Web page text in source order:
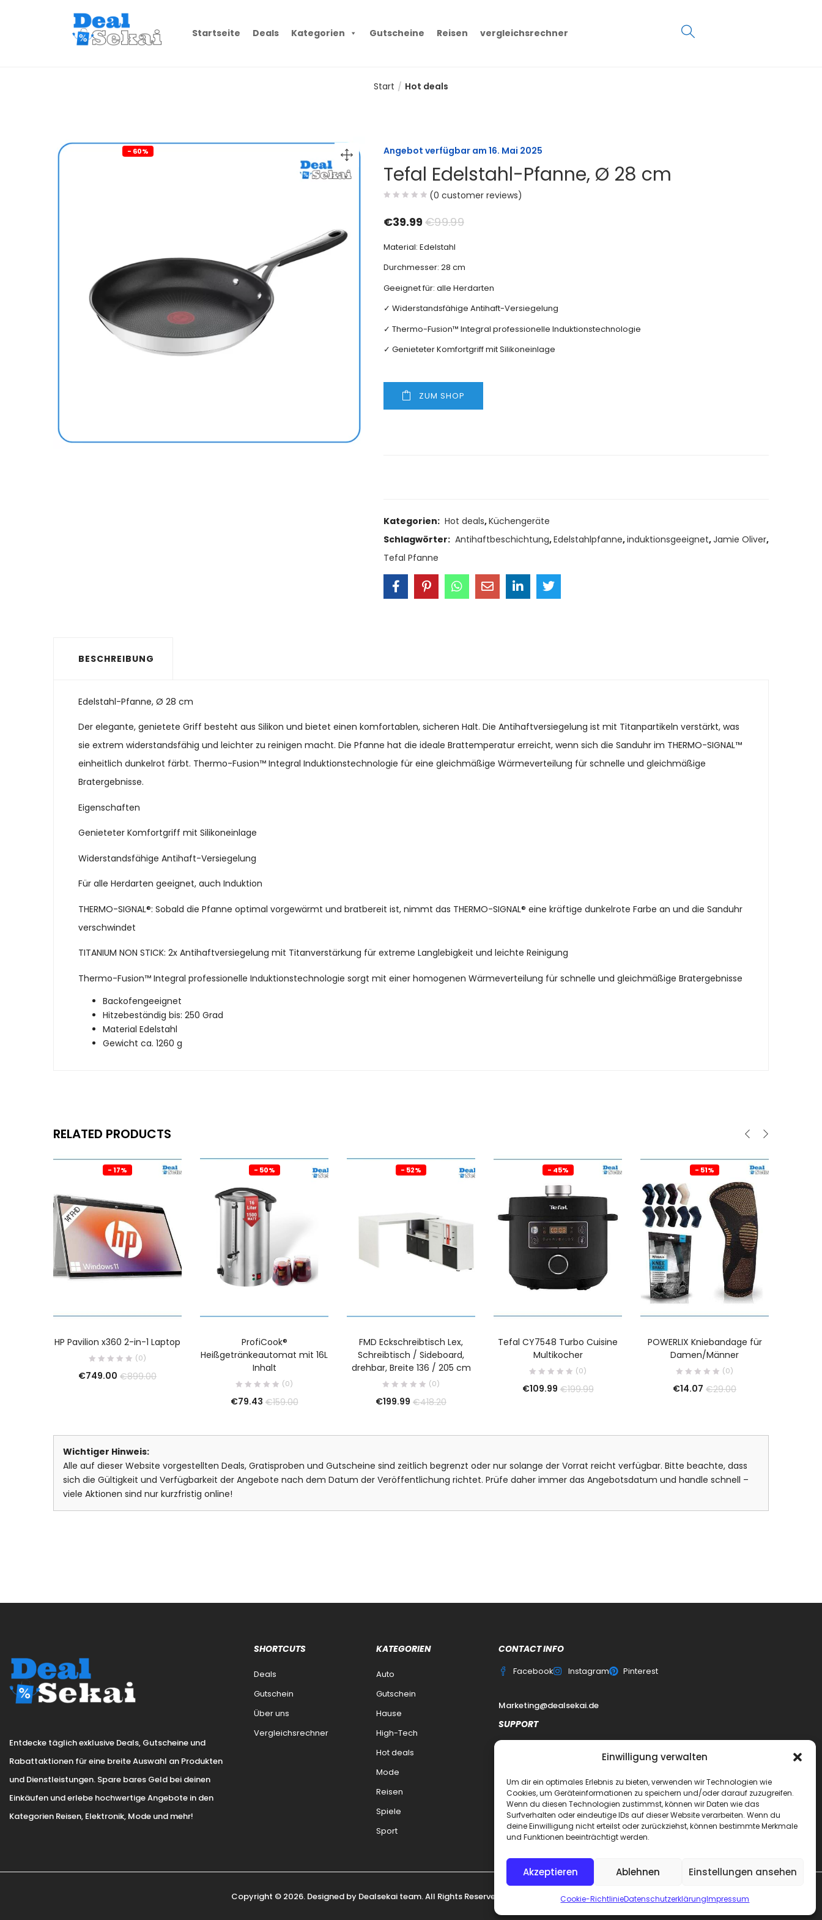
Einwilligung verwalten
Um dir ein optimales Erlebnis zu bieten, verwenden wir Technologien wie
Cookies, um Geräteinformationen zu speichern und/oder darauf zuzugreifen.
Wenn du diesen Technologien zustimmst, können wir Daten wie das
Surfverhalten oder eindeutige IDs auf dieser Website verarbeiten. Wenn du
deine Einwilligung nicht erteilst oder zurückziehst, können bestimmte Merkmale
und Funktionen beeinträchtigt werden.
Akzeptieren Ablehnen Einstellungen ansehen
Cookie-RichtlinieDatenschutzerklärungImpressum
Startseite Deals Kategorien Gutscheine Reisen vergleichsrechner
Start Hot deals
- 60% Angebot verfügbar am 16. Mai 2025
Tefal Edelstahl-Pfanne, Ø 28 cm
(0 customer reviews)
€39.99€99.99
Material: Edelstahl
Durchmesser: 28 cm
Geeignet für: alle Herdarten
✓ Widerstandsfähige Antihaft-Versiegelung
✓ Thermo-Fusion™ Integral professionelle Induktionstechnologie
✓ Genieteter Komfortgriff mit Silikoneinlage
ZUM SHOP
Kategorien: Hot deals,Küchengeräte
Schlagwörter: Antihaftbeschichtung,Edelstahlpfanne,induktionsgeeignet,Jamie Oliver,
Tefal Pfanne
BESCHREIBUNG
Edelstahl-Pfanne, Ø 28 cm
Der elegante, genietete Griff besteht aus Silikon und bietet einen komfortablen, sicheren Halt. Die Antihaftversiegelung ist mit Titanpartikeln verstärkt, was
sie extrem widerstandsfähig und leichter zu reinigen macht. Die Pfanne hat die ideale Brattemperatur erreicht, wenn sich die Sanduhr im THERMO-SIGNAL™
einheitlich dunkelrot färbt. Thermo-Fusion™ Integral Induktionstechnologie für eine gleichmäßige Wärmeverteilung für schnelle und gleichmäßige
Bratergebnisse.
Eigenschaften
Genieteter Komfortgriff mit Silikoneinlage
Widerstandsfähige Antihaft-Versiegelung
Für alle Herdarten geeignet, auch Induktion
THERMO-SIGNAL®: Sobald die Pfanne optimal vorgewärmt und bratbereit ist, nimmt das THERMO-SIGNAL® eine kräftige dunkelrote Farbe an und die Sanduhr
verschwindet
TITANIUM NON STICK: 2x Antihaftversiegelung mit Titanverstärkung für extreme Langlebigkeit und leichte Reinigung
Thermo-Fusion™ Integral professionelle Induktionstechnologie sorgt mit einer homogenen Wärmeverteilung für schnelle und gleichmäßige Bratergebnisse
Backofengeeignet
Hitzebeständig bis: 250 Grad
Material Edelstahl
Gewicht ca. 1260 g
RELATED PRODUCTS
- 17%
HP Pavilion x360 2-in-1 Laptop
(0)
€749.00 €899.00
- 50%
ProfiCook®
Heißgetränkeautomat mit 16L
Inhalt
(0)
€79.43 €159.00
- 52%
FMD Eckschreibtisch Lex,
Schreibtisch / Sideboard,
drehbar, Breite 136 / 205 cm
(0)
€199.99 €418.20
- 45%
Tefal CY7548 Turbo Cuisine
Multikocher
(0)
€109.99 €199.99
- 51%
POWERLIX Kniebandage für
Damen/Männer
(0)
€14.07 €29.00
Wichtiger Hinweis:
Alle auf dieser Website vorgestellten Deals, Gratisproben und Gutscheine sind zeitlich begrenzt oder nur solange der Vorrat reicht verfügbar. Bitte beachte, dass
sich die Gültigkeit und Verfügbarkeit der Angebote nach dem Datum der Veröffentlichung richtet. Prüfe daher immer das Angebotsdatum und handle schnell –
viele Aktionen sind nur kurzfristig online!
Entdecke täglich exklusive Deals, Gutscheine und
Rabattaktionen für eine breite Auswahl an Produkten
und Dienstleistungen. Spare bares Geld bei deinen
Einkäufen und erlebe hochwertige Angebote in den
Kategorien Reisen, Elektronik, Mode und mehr!
SHORTCUTS
Deals
Gutschein
Über uns
Vergleichsrechner
KATEGORIEN
Auto
Gutschein
Hause
High-Tech
Hot deals
Mode
Reisen
Spiele
Sport
CONTACT INFO
Facebook Instagram Pinterest
Marketing@dealsekai.de
SUPPORT
Impressum
Haftungsausschluss
FAQ Dealsekai
Copyright © 2026. Designed by Dealsekai team. All Rights Reserved.